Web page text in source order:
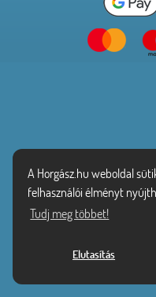
A Horgász.hu weboldal
felhasználói élményt
Tudj meg többet!
Elutasítás